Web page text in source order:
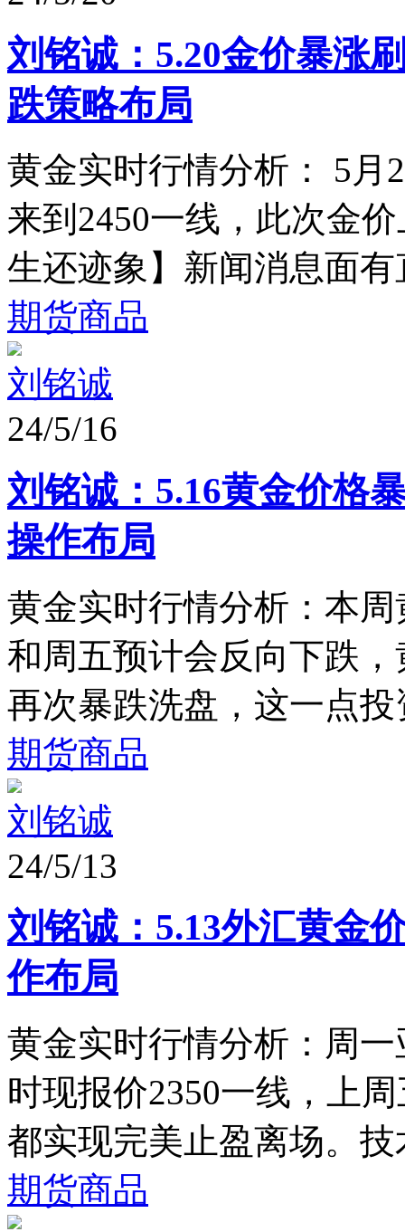
刘铭诚：5.20金价暴涨
跌策略布局
黄金实时行情分析： 5月
来到2450一线，此次金
生还迹象】新闻消息面
期货商品
刘铭诚
24/5/16
刘铭诚：5.16黄金价格
操作布局
黄金实时行情分析：本
和周五预计会反向下跌
再次暴跌洗盘，这一点
期货商品
刘铭诚
24/5/13
刘铭诚：5.13外汇黄金
作布局
黄金实时行情分析：周
时现报价2350一线，上
都实现完美止盈离场。
期货商品